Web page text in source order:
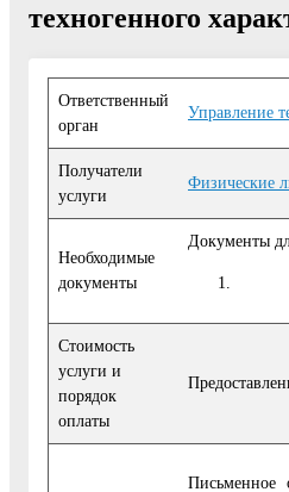
техногенного
Ответственный
орган
Управление
Получатели
услуги
Физические
Необходимые
документы
Документы
Стоимость
услуги и
порядок
оплаты
Письменное